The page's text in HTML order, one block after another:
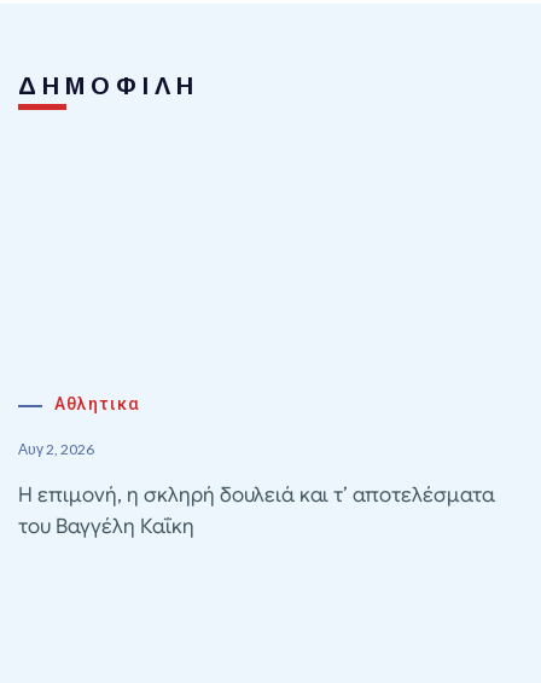
ΔΗΜΟΦΙΛΗ
Αθλητικα
Αυγ 2, 2026
Η επιμονή, η σκληρή δουλειά και τ’ αποτελέσματα
του Βαγγέλη Καΐκη